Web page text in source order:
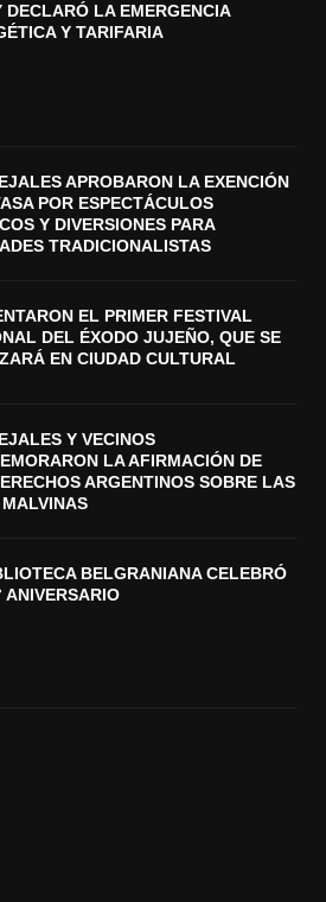
DECLARÓ LA EMERGENCIA
Y TARIFARIA
APROBARON LA EXENCIÓN
POR ESPECTÁCULOS
Y DIVERSIONES PARA
TRADICIONALISTAS
EL PRIMER FESTIVAL
DEL ÉXODO JUJEÑO, QUE SE
EN CIUDAD CULTURAL
Y VECINOS
LA AFIRMACIÓN DE
ARGENTINOS SOBRE LAS
BELGRANIANA CELEBRÓ
ANIVERSARIO